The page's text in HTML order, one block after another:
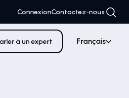
ConnexionContactez-nous
à un expert Français